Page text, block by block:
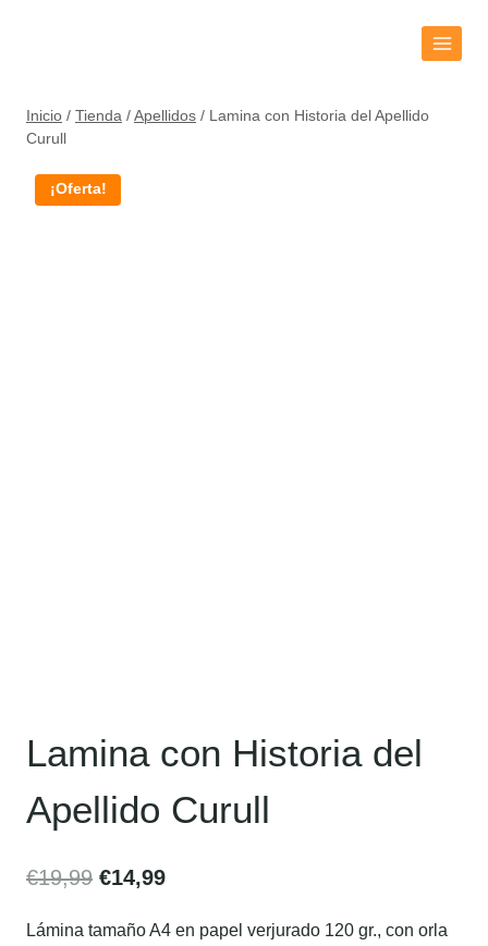
Inicio / Tienda / Apellidos / Lamina con Historia del Apellido
Curull
¡Oferta!
Lamina con Historia del
Apellido Curull
€19,99 €14,99
Lámina tamaño A4 en papel verjurado 120 gr., con orla